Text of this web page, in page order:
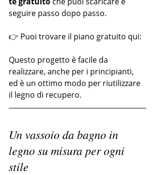
seguire passo dopo passo.
👉 Puoi trovare il piano gratuito qui:
Questo progetto è facile da
realizzare, anche per i principianti,
ed è un ottimo modo per riutilizzare
il legno di recupero.
Un vassoio da bagno in
legno su misura per ogni
stile